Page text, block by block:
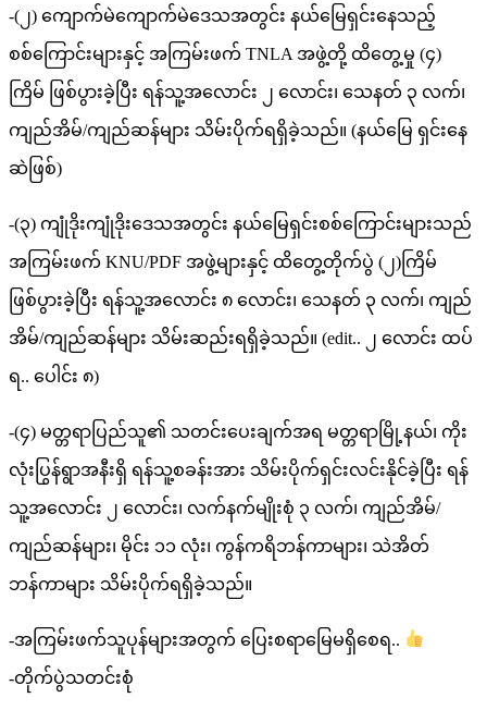
-(၂) ကျောက်မဲကျောက်မဲဒေသအတွင်း နယ်မြေရှင်းနေသည့်
စစ်ကြောင်းများနှင့် အကြမ်းဖက် TNLA အဖွဲ့တို့ ထိတွေ့မှု (၄)
ကြိမ် ဖြစ်ပွားခဲ့ပြီး ရန်သူ့အလောင်း ၂ လောင်း၊ သေနတ် ၃ လက်၊
ကျည်အိမ်/ကျည်ဆန်များ သိမ်းပိုက်ရရှိခဲ့သည်။ (နယ်မြေ ရှင်းနေ
ဆဲဖြစ်)
-(၃) ကျုံဒိုးကျုံဒိုးဒေသအတွင်း နယ်မြေရှင်းစစ်ကြောင်းများသည်
အကြမ်းဖက် KNU/PDF အဖွဲ့များနှင့် ထိတွေ့တိုက်ပွဲ (၂)ကြိမ်
ဖြစ်ပွားခဲ့ပြီး ရန်သူ့အလောင်း ၈ လောင်း၊ သေနတ် ၃ လက်၊ ကျည်
အိမ်/ကျည်ဆန်များ သိမ်းဆည်းရရှိခဲ့သည်။ (edit.. ၂ လောင်း ထပ်
ရ.. ပေါင်း ၈)
-(၄) မတ္တရာပြည်သူ၏ သတင်းပေးချက်အရ မတ္တရာမြို့နယ်၊ ကိုး
လုံးပြွန်ရွာအနီးရှိ ရန်သူ့စခန်းအား သိမ်းပိုက်ရှင်းလင်းနိုင်ခဲ့ပြီး ရန်
သူ့အလောင်း ၂ လောင်း၊ လက်နက်မျိုးစုံ ၃ လက်၊ ကျည်အိမ်/
ကျည်ဆန်များ၊ မိုင်း ၁၁ လုံး၊ ကွန်ကရိဘန်ကာများ၊ သဲအိတ်
ဘန်ကာများ သိမ်းပိုက်ရရှိခဲ့သည်။
-အကြမ်းဖက်သူပုန်များအတွက် ပြေးစရာမြေမရှိစေရ..
-တိုက်ပွဲသတင်းစုံ